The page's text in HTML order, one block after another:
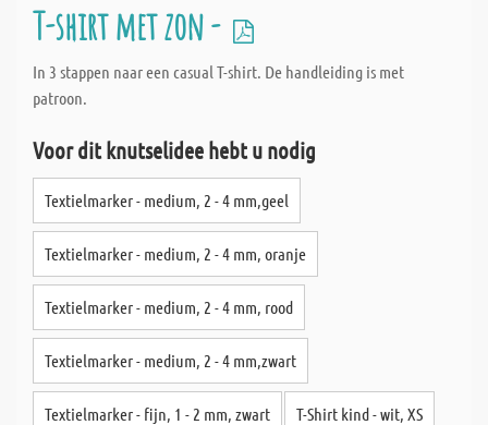
T-shirt met zon -
In 3 stappen naar een casual T-shirt. De handleiding is met
patroon.
Voor dit knutselidee hebt u nodig
Textielmarker - medium, 2 - 4 mm,geel
Textielmarker - medium, 2 - 4 mm, oranje
Textielmarker - medium, 2 - 4 mm, rood
Textielmarker - medium, 2 - 4 mm,zwart
Textielmarker - fijn, 1 - 2 mm, zwart T-Shirt kind - wit, XS